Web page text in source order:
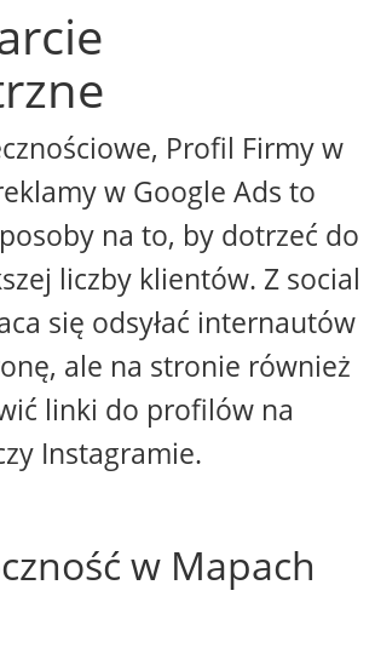
Profil Firmy w
w Google Ads to
na to, by dotrzeć do
liczby klientów. Z social
się odsyłać internautów
ale na stronie również
linki do profilów na
Instagramie.
w Mapach